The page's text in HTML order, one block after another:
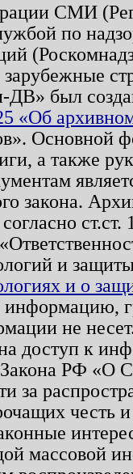
СМИ
по
ДВ» был
«Об
Основной
а также
закона.
и
и о
не
доступ к
Закона РФ «О
за
честь
массовой